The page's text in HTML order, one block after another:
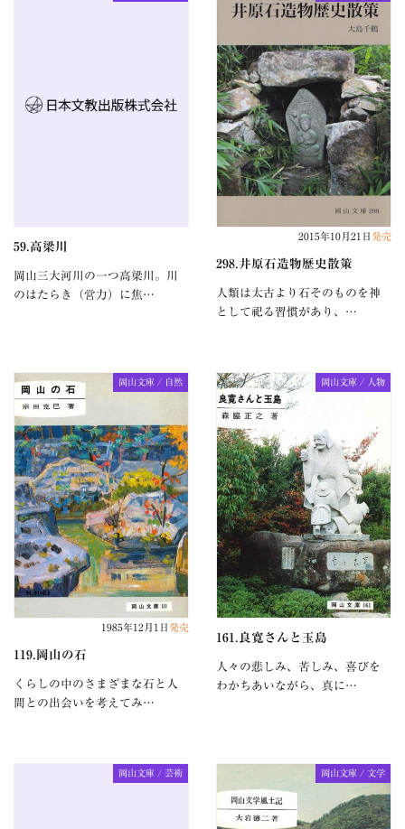
59.高梁川
岡山三大河川の一つ高梁川。川
のはたらき（営力）に焦…
2015年10月21日 発売
298.井原石造物歴史散策
人類は太古より石そのものを神
として祀る習慣があり、…
岡山文庫 / 自然
1985年12月1日 発売
119.岡山の石
くらしの中のさまざまな石と人
間との出会いを考えてみ…
岡山文庫 / 人物
161.良寛さんと玉島
人々の悲しみ、苦しみ、喜びを
わかちあいながら、真に…
岡山文庫 / 芸術 岡山文庫 / 文学